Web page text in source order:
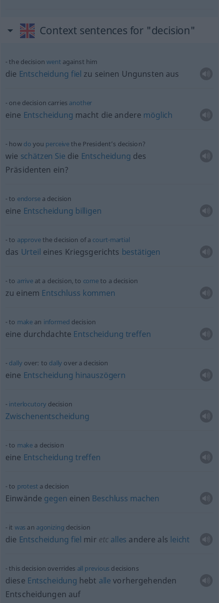
Context sentences for "decision"
the decisionwent against him
die Entscheidung fiel zu seinen Ungunsten aus
one decision carries another
eine Entscheidung macht die andere möglich
how do you perceivethe President’s decision?
wie schätzen Sie die Entscheidung des
Präsidenten ein?
to endorsea decision
eine Entscheidung billigen
to approvethe decision of a court-martial
das Urteil eines Kriegsgerichts bestätigen
to arriveat a decision, to cometo a decision
zu einem Entschluss kommen
to make an informed decision
eine durchdachte Entscheidung treffen
dallyover: to dally over a decision
eine Entscheidung hinauszögern
interlocutorydecision
Zwischenentscheidung
to make a decision
eine Entscheidung treffen
to protest a decision
Einwände gegen einen Beschluss machen
it was an agonizing decision
die Entscheidung fiel mir etc alles andere als leicht
this decision overrides all previous decisions
diese Entscheidung hebt alle vorhergehenden
Entscheidungen auf